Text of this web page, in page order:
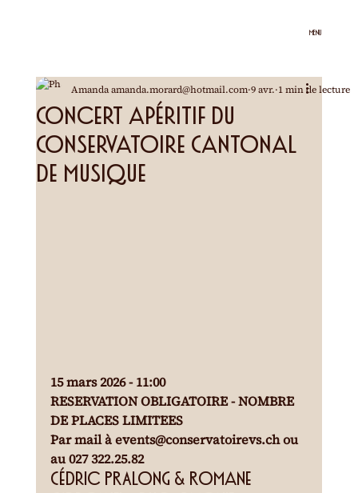
MENU
Concert apéritif du
Conservatoire Cantonal
de Musique
Amanda amanda.morard@hotmail.com 9 avr. 1 min de lecture
15 mars 2026 - 11:00
RESERVATION OBLIGATOIRE - NOMBRE
DE PLACES LIMITEES
Par mail à events@conservatoirevs.ch ou
au 027 322.25.82
Cédric PRALONG & Romane